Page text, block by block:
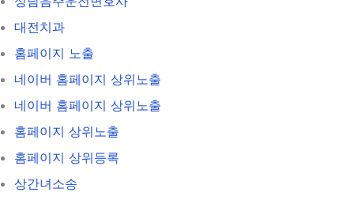
대전치과
홈페이지 노출
네이버 홈페이지 상위노출
네이버 홈페이지 상위노출
홈페이지 상위노출
홈페이지 상위등록
상간녀소송